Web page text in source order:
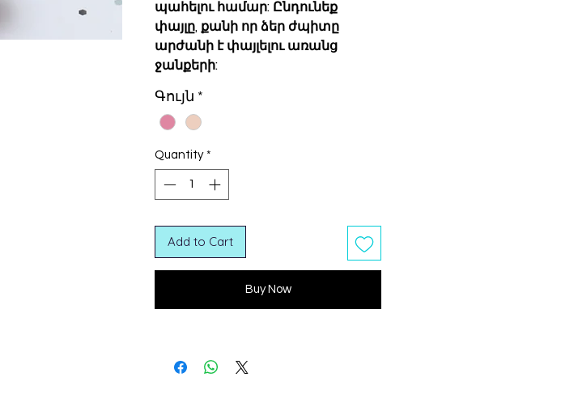
պահելու համար: Ընդունեք
փայլը, քանի որ ձեր ժպիտը
արժանի է փայլելու առանց
ջանքերի:
Գույն *
Quantity *
Add to Cart
Buy Now